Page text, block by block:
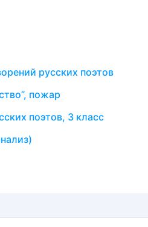
русских поэтов
пожар
поэтов, 3 класс